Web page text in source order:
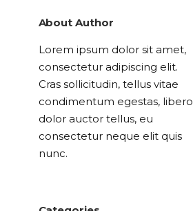
Lists
Title & Subtitle
About Author
Lorem ipsum dolor sit amet,
consectetur adipiscing elit.
Cras sollicitudin, tellus vitae
condimentum egestas, libero
dolor auctor tellus, eu
consectetur neque elit quis
nunc.